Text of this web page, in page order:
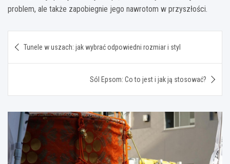
problem, ale także zapobiegnie jego nawrotom w przyszłości.
wpisu
Tunele w uszach: jak wybrać odpowiedni rozmiar i styl
Sól Epsom: Co to jest i jak ją stosować?